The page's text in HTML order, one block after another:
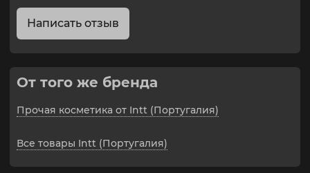
Написать отзыв
От того же бренда
Прочая косметика от Intt (Португалия)
Все товары Intt (Португалия)